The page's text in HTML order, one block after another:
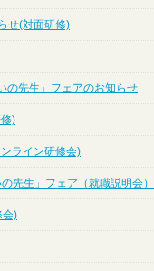
せ(対面研修)
の先生」フェアのお知らせ
)
ライン研修会)
先生」フェア（就職説明会）
会)